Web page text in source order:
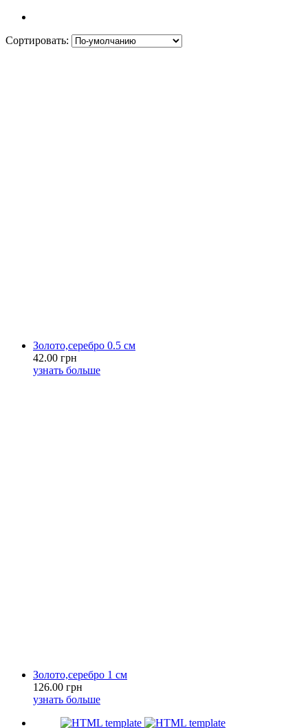
Сортировать:
Золото,серебро 0.5 см
42.00 грн
узнать больше
Золото,серебро 1 см
126.00 грн
узнать больше